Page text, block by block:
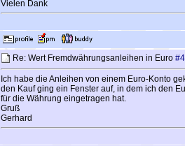
Vielen Dank
Re: Wert Fremdwährungsanleihen in Euro #4
Ich habe die Anleihen von einem Euro-Konto
den Kauf ging ein Fenster auf, in dem ich den
für die Währung eingetragen hat.
Gruß
Gerhard